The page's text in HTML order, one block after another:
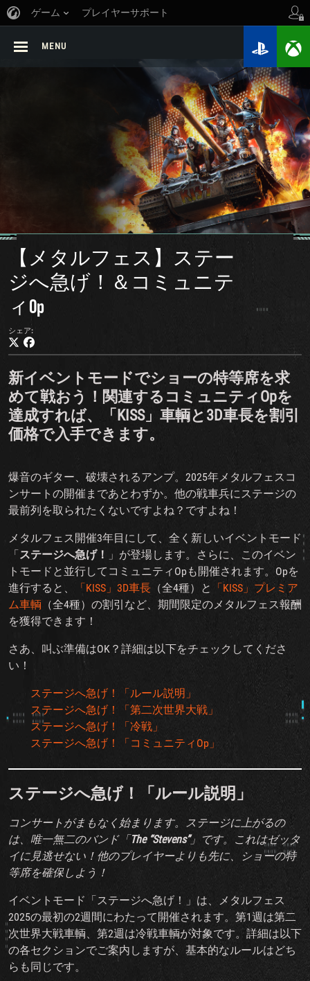
ゲーム プレイヤーサポート
MENU
【メタルフェス】ステー
ジへ急げ！＆コミュニテ
ィOp
シェア:
新イベントモードでショーの特等席を求
めて戦おう！関連するコミュニティOpを
達成すれば、「KISS」車輌と3D車長を割引
価格で入手できます。
爆音のギター、破壊されるアンプ。2025年メタルフェスコ
ンサートの開催まであとわずか。他の戦車兵にステージの
最前列を取られたくないですよね？ですよね！
メタルフェス開催3年目にして、全く新しいイベントモード
「ステージへ急げ！ 」が登場します。さらに、このイベン
トモードと並行してコミュニティOpも開催されます。Opを
進行すると、
「KISS」3D車長 （全4種）と
「KISS」プレミア
ム車輌 （全4種）の割引など、期間限定のメタルフェス報酬
を獲得できます！
さあ、叫ぶ準備はOK？詳細は以下をチェックしてくださ
い！
ステージへ急げ！「ルール説明」
ステージへ急げ！「第二次世界大戦」
ステージへ急げ！「冷戦」
ステージへ急げ！「コミュニティOp」
ステージへ急げ！「ルール説明」
コンサートがまもなく始まります。ステージに上がるの
は、唯一無二のバンド「The “Stevens”」です。これはゼッタ
イに見逃せない！他のプレイヤーよりも先に、ショーの特
等席を確保しよう！
イベントモード「ステージへ急げ！」は、メタルフェス
2025の最初の2週間にわたって開催されます。第1週は第二
次世界大戦車輌、第2週は冷戦車輌が対象です。詳細は以下
の各セクションでご案内しますが、基本的なルールはどち
らも同じです。